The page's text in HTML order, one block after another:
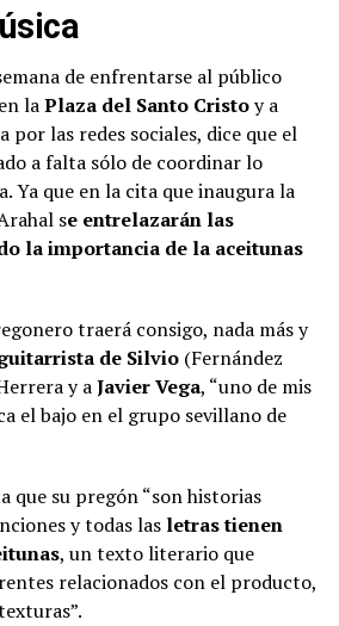
de enfrentarse al público
laPlaza del Santo Cristoy a
por las redes sociales, dice que el
a falta sólo de coordinar lo
Ya que en la cita que inaugura la
se entrelazarán las
la importancia de la aceitunas
traerá consigo, nada más y
de Silvio(Fernández
y aJavier Vega, “uno de mis
el bajo en el grupo sevillano de
que su pregón “son historias
y todas las letras tienen
, un texto literario que
relacionados con el producto,